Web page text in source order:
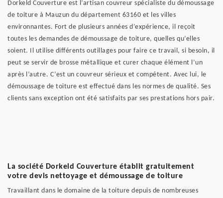
Dorkeld Couverture est l’artisan couvreur spécialiste du démoussage
de toiture à Mauzun du département 63160 et les villes
environnantes. Fort de plusieurs années d’expérience, il reçoit
toutes les demandes de démoussage de toiture, quelles qu’elles
soient. Il utilise différents outillages pour faire ce travail, si besoin, il
peut se servir de brosse métallique et curer chaque élément l’un
après l’autre. C’est un couvreur sérieux et compétent. Avec lui, le
démoussage de toiture est effectué dans les normes de qualité. Ses
clients sans exception ont été satisfaits par ses prestations hors pair.
La société Dorkeld Couverture établit gratuitement
votre devis nettoyage et démoussage de toiture
Travaillant dans le domaine de la toiture depuis de nombreuses